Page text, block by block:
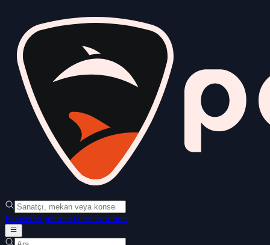
KonserlerŞehirlerTürlerAraİndir